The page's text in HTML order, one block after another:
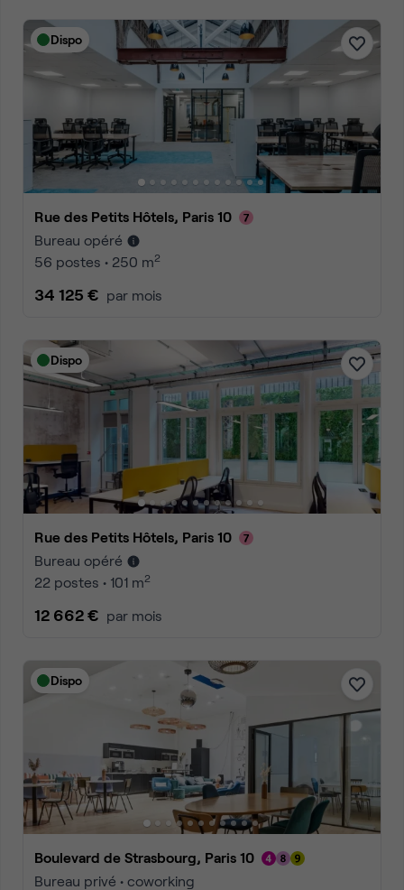
Dispo
Rue des Petits Hôtels, Paris 10
Bureau opéré
56 postes • 250 m2
34 125 € par mois
Dispo
Rue des Petits Hôtels, Paris 10
Bureau opéré
22 postes • 101 m2
12 662 € par mois
Dispo
Boulevard de Strasbourg, Paris 10
Bureau privé • coworking